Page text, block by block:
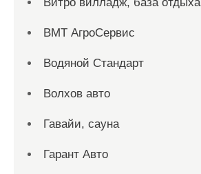
ВМТ АгроСервис
Водяной Стандарт
Волхов авто
Гавайи, сауна
Гарант Авто